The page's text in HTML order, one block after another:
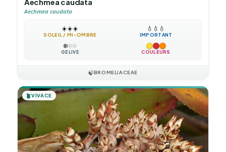
Aechmea caudata
☀️☀️☀️
SOLEIL / MI-OMBRE
💧 💧 💧
IMPORTANT
❄️❄️❄️
GÉLIVE COULEURS
🍃BROMELIACEAE
🪴VIVACE